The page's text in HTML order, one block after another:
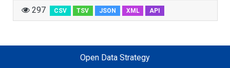
297 CSV TSV JSON XML API
Open Data Strategy